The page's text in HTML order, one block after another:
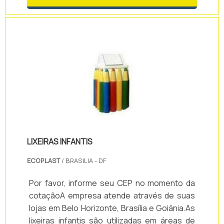
excelente custo-benefício.Para tal sucesso,
Metálicas é uma empresa que tem se
destacado no segmento por toda seriedade
e qualidade, o que fecha o ciclo de entrega
com excelência para seus parceiros.
são fabricadas em plástico polipropileno ou
polietileno, fibra de vidro ou aço galvanizado
lixeira para praça é utilizada em: Áreas
LIXEIRAS INFANTIS
ECOPLAST/ BRASILIA - DF
Por favor, informe seu CEP no momento da
cotaçãoA empresa atende através de suas
lojas em Belo Horizonte, Brasília e Goiânia.As
lixeiras infantis são utilizadas em áreas de